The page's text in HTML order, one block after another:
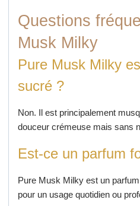
Questions
Musk Milky
Pure Musk Milky
sucré ?
Non. Il est principalement
douceur crémeuse mais sans
Est-ce un parfum
Pure Musk Milky est un
pour un usage quotidien ou